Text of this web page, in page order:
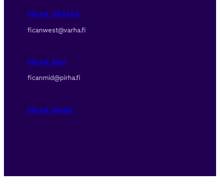
FICAN VÄSTRA
ficanwest@varha.fi
FICAN MID
ficanmid@pirha.fi
FICAN NORD